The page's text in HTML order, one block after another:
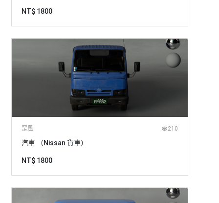
NT$ 1800
罡風 210
汽車 （Nissan 貨車）
NT$ 1800